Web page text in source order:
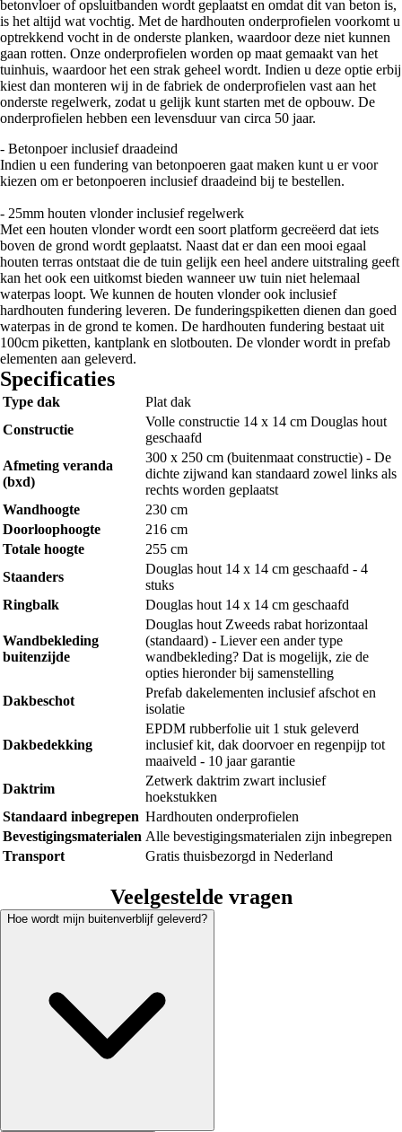
betonvloer of opsluitbanden wordt geplaatst en omdat dit van beton is,
is het altijd wat vochtig. Met de hardhouten onderprofielen voorkomt u
optrekkend vocht in de onderste planken, waardoor deze niet kunnen
gaan rotten. Onze onderprofielen worden op maat gemaakt van het
tuinhuis, waardoor het een strak geheel wordt. Indien u deze optie erbij
kiest dan monteren wij in de fabriek de onderprofielen vast aan het
onderste regelwerk, zodat u gelijk kunt starten met de opbouw. De
onderprofielen hebben een levensduur van circa 50 jaar.
- Betonpoer inclusief draadeind
Indien u een fundering van betonpoeren gaat maken kunt u er voor
kiezen om er betonpoeren inclusief draadeind bij te bestellen.
- 25mm houten vlonder inclusief regelwerk
Met een houten vlonder wordt een soort platform gecreëerd dat iets
boven de grond wordt geplaatst. Naast dat er dan een mooi egaal
houten terras ontstaat die de tuin gelijk een heel andere uitstraling geeft
kan het ook een uitkomst bieden wanneer uw tuin niet helemaal
waterpas loopt. We kunnen de houten vlonder ook inclusief
hardhouten fundering leveren. De funderingspiketten dienen dan goed
waterpas in de grond te komen. De hardhouten fundering bestaat uit
100cm piketten, kantplank en slotbouten. De vlonder wordt in prefab
elementen aan geleverd.
Specificaties
Type dak
Plat dak
Constructie
Volle constructie 14 x 14 cm Douglas hout
geschaafd
Afmeting veranda
(bxd)
300 x 250 cm (buitenmaat constructie) - De
dichte zijwand kan standaard zowel links als
rechts worden geplaatst
Wandhoogte
230 cm
Doorloophoogte
216 cm
Totale hoogte
255 cm
Staanders
Douglas hout 14 x 14 cm geschaafd - 4
stuks
Ringbalk
Douglas hout 14 x 14 cm geschaafd
Wandbekleding
buitenzijde
Douglas hout Zweeds rabat horizontaal
(standaard) - Liever een ander type
wandbekleding? Dat is mogelijk, zie de
opties hieronder bij samenstelling
Dakbeschot
Prefab dakelementen inclusief afschot en
isolatie
Dakbedekking
EPDM rubberfolie uit 1 stuk geleverd
inclusief kit, dak doorvoer en regenpijp tot
maaiveld - 10 jaar garantie
Daktrim
Zetwerk daktrim zwart inclusief
hoekstukken
Standaard inbegrepen Hardhouten onderprofielen
Bevestigingsmaterialen Alle bevestigingsmaterialen zijn inbegrepen
Transport
Gratis thuisbezorgd in Nederland
Veelgestelde vragen
Hoe wordt mijn buitenverblijf geleverd?